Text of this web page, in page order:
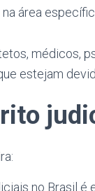
área
médicos,
estejam
no Brasil é